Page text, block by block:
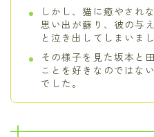
しかし、猫に癒やされ
思い出が蘇り、彼の与
と泣き出してしまいまし
その様子を見た坂本と
ことを好きなのではな
でした。